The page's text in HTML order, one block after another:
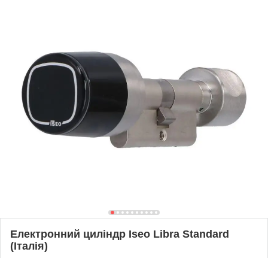
Електронний циліндр Iseo Libra Standard
(Італія)